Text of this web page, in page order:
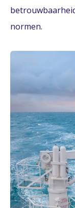
normen.